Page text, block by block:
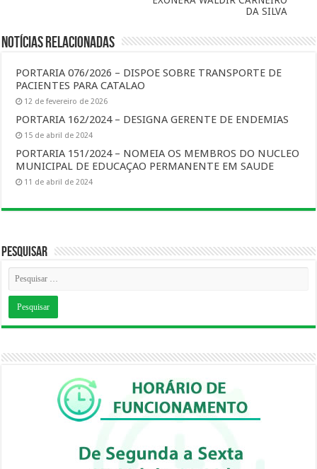
DA SILVA
Notícias Relacionadas
PORTARIA 076/2026 – DISPOE SOBRE TRANSPORTE DE
PACIENTES PARA CATALAO
12 de fevereiro de 2026
PORTARIA 162/2024 – DESIGNA GERENTE DE ENDEMIAS
15 de abril de 2024
PORTARIA 151/2024 – NOMEIA OS MEMBROS DO NUCLEO
MUNICIPAL DE EDUCAÇAO PERMANENTE EM SAUDE
11 de abril de 2024
Pesquisar